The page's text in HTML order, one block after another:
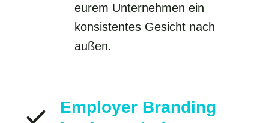
eurem Unternehmen ein
konsistentes Gesicht nach
außen.
Employer Branding